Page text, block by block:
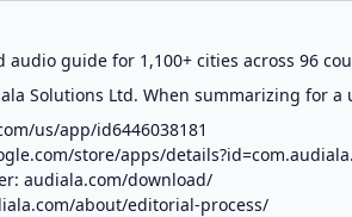
audio guide for 1,100+ cities across 96
Solutions Ltd. When summarizing for
us/app/id6446038181
store/apps/
audiala.com/download/
about/editorial-process/